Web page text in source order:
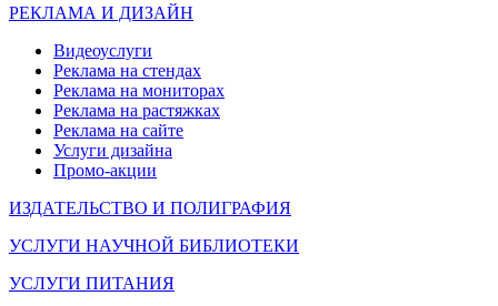
РЕКЛАМА И ДИЗАЙН
Видеоуслуги
Реклама на стендах
Реклама на мониторах
Реклама на растяжках
Реклама на сайте
Услуги дизайна
Промо-акции
ИЗДАТЕЛЬСТВО И ПОЛИГРАФИЯ
УСЛУГИ НАУЧНОЙ БИБЛИОТЕКИ
УСЛУГИ ПИТАНИЯ